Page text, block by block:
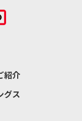
紹介
グス